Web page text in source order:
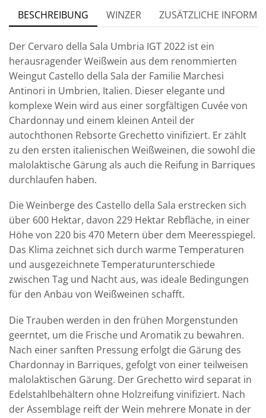
BESCHREIBUNG WINZER ZUSÄTZLICHE
Der Cervaro della Sala Umbria IGT 2022 ist ein
herausragender Weißwein aus dem renommierten
Weingut Castello della Sala der Familie Marchesi
Antinori in Umbrien, Italien. Dieser elegante und
komplexe Wein wird aus einer sorgfältigen Cuvée von
Chardonnay und einem kleinen Anteil der
autochthonen Rebsorte Grechetto vinifiziert. Er zählt
zu den ersten italienischen Weißweinen, die sowohl die
malolaktische Gärung als auch die Reifung in Barriques
durchlaufen haben.
Die Weinberge des Castello della Sala erstrecken sich
über 600 Hektar, davon 229 Hektar Rebfläche, in einer
Höhe von 220 bis 470 Metern über dem Meeresspiegel.
Das Klima zeichnet sich durch warme Temperaturen
und ausgezeichnete Temperaturunterschiede
zwischen Tag und Nacht aus, was ideale Bedingungen
für den Anbau von Weißweinen schafft.
Die Trauben werden in den frühen Morgenstunden
geerntet, um die Frische und Aromatik zu bewahren.
Nach einer sanften Pressung erfolgt die Gärung des
Chardonnay in Barriques, gefolgt von einer teilweisen
malolaktischen Gärung. Der Grechetto wird separat in
Edelstahlbehältern ohne Holzreifung vinifiziert. Nach
der Assemblage reift der Wein mehrere Monate in der